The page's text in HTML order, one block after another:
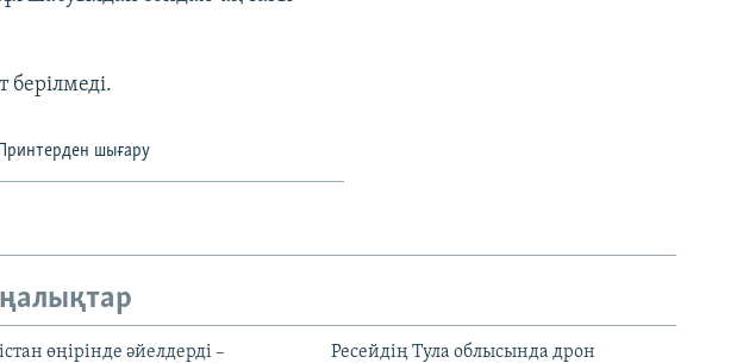
берілмеді.
шығару
өңірінде әйелдерді –
Ресейдің Тула облысында дрон